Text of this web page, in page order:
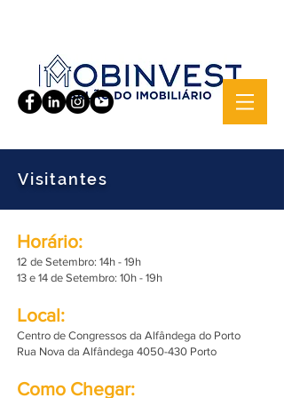
Visitantes
Horário:
12 de Setembro: 14h - 19h
13 e 14 de Setembro: 10h - 19h
Local:
Centro de Congressos da Alfândega do Porto
Rua Nova da Alfândega 4050-430 Porto​​​
Como Chegar: